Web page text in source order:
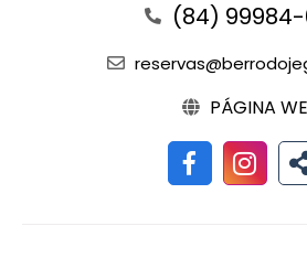
(84)
PÁGINA